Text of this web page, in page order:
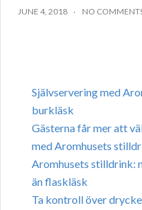
JUNE 4, 2018 NO
Självservering med
burkläsk
Gästerna får mer att
med Aromhusets
Aromhusets stilldrink:
än flaskläsk
Ta kontroll över